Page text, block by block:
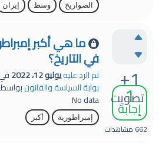
الصواريخ
وسط إيران
+1
تصويت
1
إجابة
662 مشاهدات
ما هي أكبر
في التاريخ؟
تم الرد عليهيوليو 12، 2022
بوابة السياسة والقانون
No data
إمبراطورية أكبر